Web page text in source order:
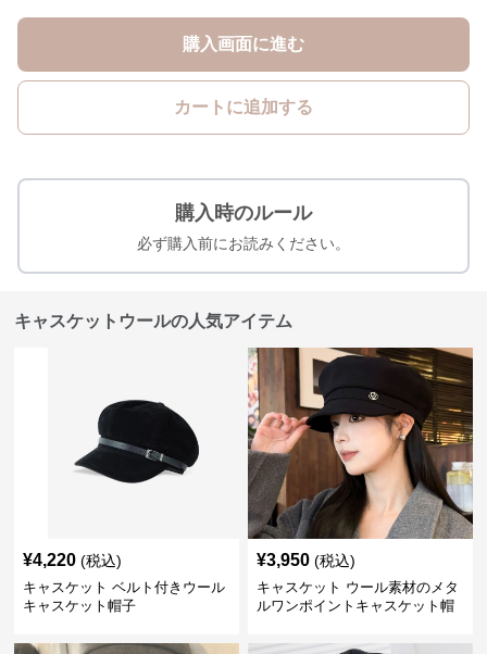
購入画面に進む
カートに追加する
購入時のルール
必ず購入前にお読みください。
キャスケットウールの人気アイテム
¥4,220 (税込)
キャスケット ベルト付きウール
キャスケット帽子
¥3,950 (税込)
キャスケット ウール素材のメタ
ルワンポイントキャスケット帽